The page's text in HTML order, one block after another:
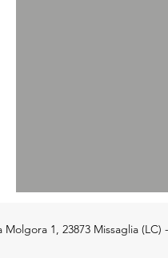
1, 23873 Missaglia (LC) -